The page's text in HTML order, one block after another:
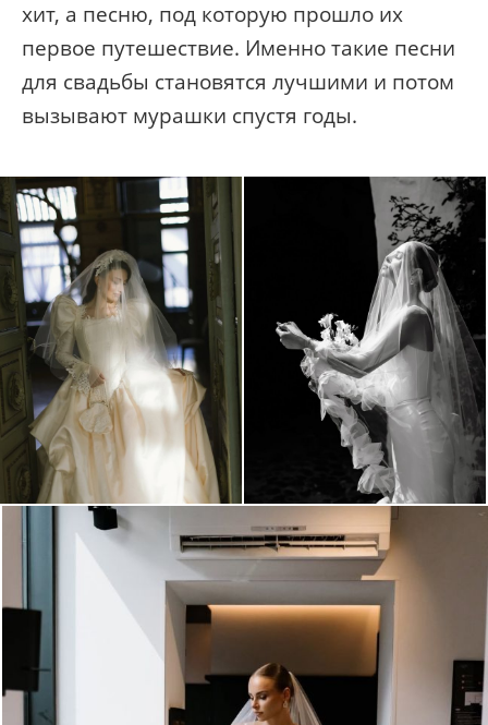
хит, а песню, под которую прошло их
первое путешествие. Именно такие песни
для свадьбы становятся лучшими и потом
вызывают мурашки спустя годы.